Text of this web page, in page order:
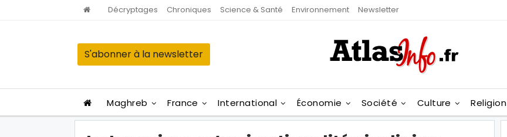
Décryptages Chroniques Science & Santé Environnement Newsletter
S'abonner à la newsletter
Maghreb France International Économie Société Culture Religion